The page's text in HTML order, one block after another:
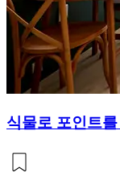
식물로 포인트